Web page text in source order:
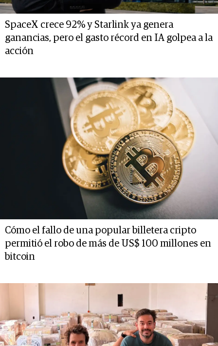
SpaceX crece 92% y Starlink ya genera
ganancias, pero el gasto récord en IA golpea a la
acción
Cómo el fallo de una popular billetera cripto
permitió el robo de más de US$ 100 millones en
bitcoin